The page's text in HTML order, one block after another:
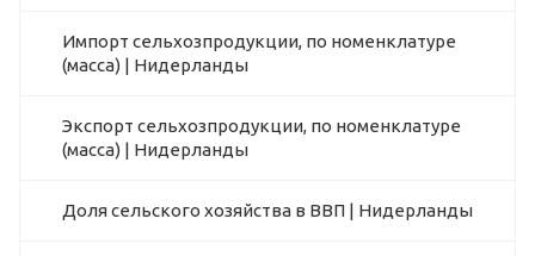
Импорт сельхозпродукции, по номенклатуре
(масса) | Нидерланды
Экспорт сельхозпродукции, по номенклатуре
(масса) | Нидерланды
Доля сельского хозяйства в ВВП | Нидерланды